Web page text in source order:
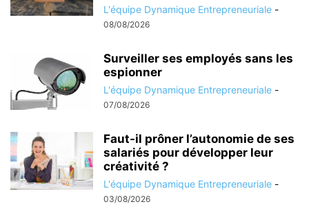
L'équipe Dynamique Entrepreneuriale -
08/08/2026
Surveiller ses employés sans les
espionner
L'équipe Dynamique Entrepreneuriale -
07/08/2026
Faut-il prôner l’autonomie de ses
salariés pour développer leur
créativité ?
L'équipe Dynamique Entrepreneuriale -
03/08/2026